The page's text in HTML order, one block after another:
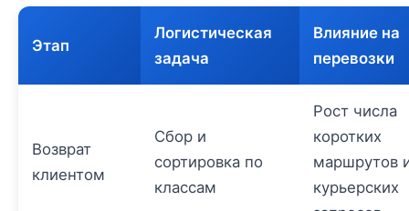
Этап
Логистическая
задача
Влияние на
перевозки
Возврат
клиентом
Сбор и
сортировка по
классам
Рост числа
коротких
маршрутов
курьерских